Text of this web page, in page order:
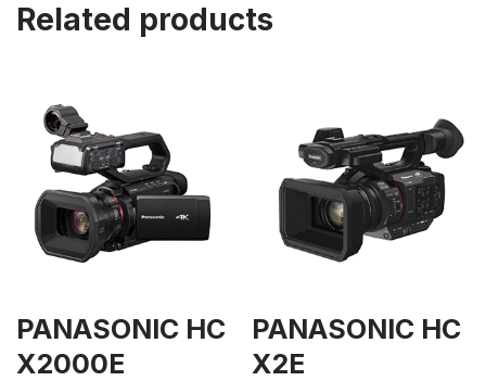
Related products
PANASONIC HC
X2000E
PANASONIC HC
X2E